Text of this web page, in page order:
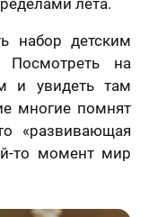
набор детским
на
и увидеть там
многие помнят
«развивающая
то момент мир